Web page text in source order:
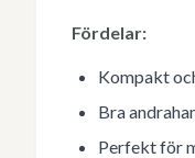
Fördelar:
Kompakt
Bra
Perfekt för